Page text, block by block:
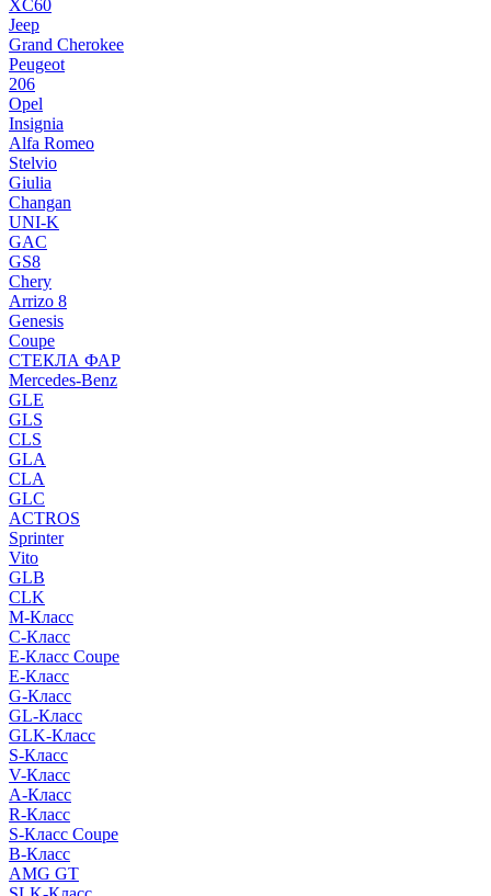
XC60
Jeep
Grand Cherokee
Peugeot
206
Opel
Insignia
Alfa Romeo
Stelvio
Giulia
Changan
UNI-K
GAC
GS8
Chery
Arrizo 8
Genesis
Coupe
СТЕКЛА ФАР
Mercedes-Benz
GLE
GLS
CLS
GLA
CLA
GLC
ACTROS
Sprinter
Vito
GLB
CLK
M-Класс
C-Класс
E-Класс Coupe
E-Класс
G-Класс
GL-Класс
GLK-Класс
S-Класс
V-Класс
A-Класс
R-Класс
S-Класс Сoupe
B-Класс
AMG GT